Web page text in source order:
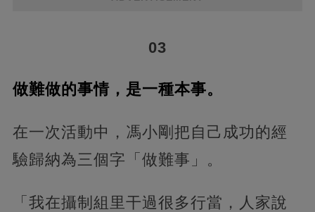
03
做難做的事情，是一種本事。
在一次活動中，馮小剛把自己成功的經
驗歸納為三個字「做難事」。
「我在攝制組里干過很多行當，人家說